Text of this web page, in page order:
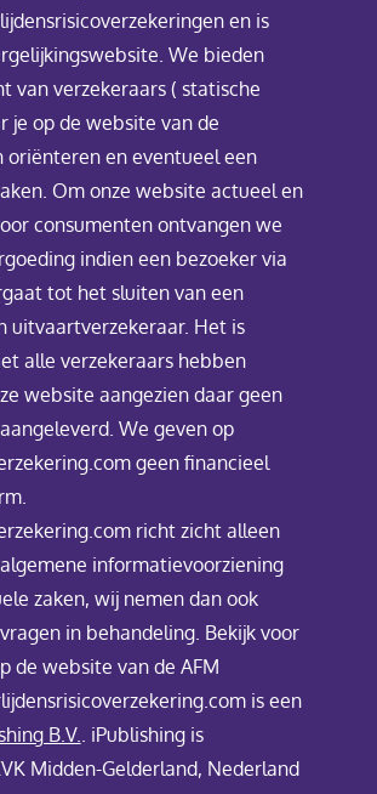
en is
We bieden
van verzekeraars ( statische
je op de website van de
oriënteren en eventueel een
Om onze website actueel en
consumenten ontvangen we
indien een bezoeker via
tot het sluiten van een
uitvaartverzekeraar. Het is
alle verzekeraars hebben
website aangezien daar geen
We geven op
geen financieel
richt zicht alleen
informatievoorziening
zaken, wij nemen dan ook
in behandeling. Bekijk voor
de website van de AFM
is een
B.V. . iPublishing is
Midden-Gelderland, Nederland